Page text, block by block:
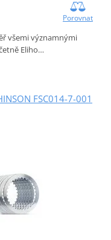
Porovnat
všemi významnými
Eliho…
FSC014-7-001